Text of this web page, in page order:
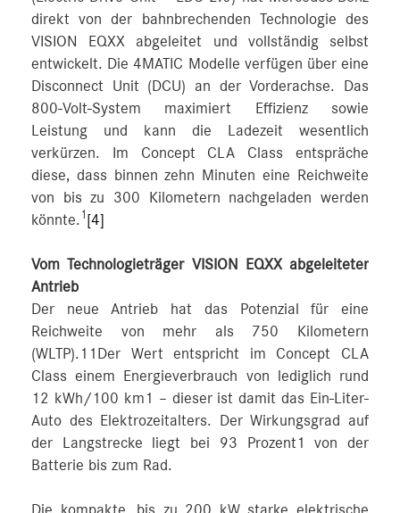
direkt von der bahnbrechenden Technologie des
VISION EQXX abgeleitet und vollständig selbst
entwickelt. Die 4MATIC Modelle verfügen über eine
Disconnect Unit (DCU) an der Vorderachse. Das
800-Volt-System maximiert Effizienz sowie
Leistung und kann die Ladezeit wesentlich
verkürzen. Im Concept CLA Class entspräche
diese, dass binnen zehn Minuten eine Reichweite
von bis zu 300 Kilometern nachgeladen werden
könnte. 1 [4]
Vom Technologieträger VISION EQXX abgeleiteter
Antrieb
Der neue Antrieb hat das Potenzial für eine
Reichweite von mehr als 750 Kilometern
(WLTP).11Der Wert entspricht im Concept CLA
Class einem Energieverbrauch von lediglich rund
12 kWh/100 km1 – dieser ist damit das Ein-Liter-
Auto des Elektrozeitalters. Der Wirkungsgrad auf
der Langstrecke liegt bei 93 Prozent1 von der
Batterie bis zum Rad.